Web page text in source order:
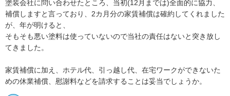
塗装会社に問い合わせたところ、当初(12月までは)全面的に協力、
補償しますと言っており、2カ月分の家賃補償は確約してくれました
が、年が明けると、
そもそも悪い塗料は使っていないので当社の責任はないと突き放し
てきました。
家賃補償に加え、ホテル代、引っ越し代、在宅ワークができないた
めの休業補償、慰謝料などを請求することは妥当でしょうか。